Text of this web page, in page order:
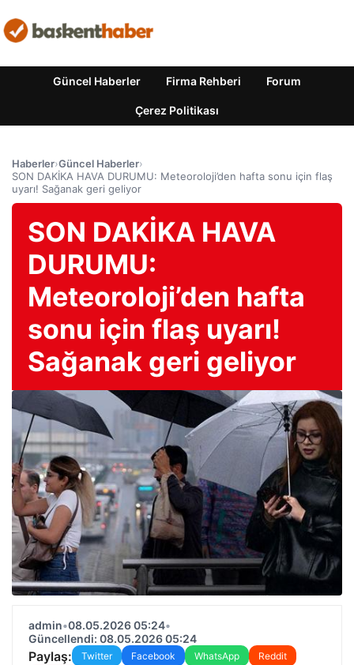
Güncel Haberler Firma Rehberi Forum
Çerez Politikası
Haberler›Güncel Haberler›
SON DAKİKA HAVA DURUMU: Meteoroloji’den hafta sonu için flaş
uyarı! Sağanak geri geliyor
SON DAKİKA HAVA
DURUMU:
Meteoroloji’den hafta
sonu için flaş uyarı!
Sağanak geri geliyor
admin•08.05.2026 05:24•
Güncellendi: 08.05.2026 05:24
Paylaş: Twitter Facebook WhatsApp
Reddit